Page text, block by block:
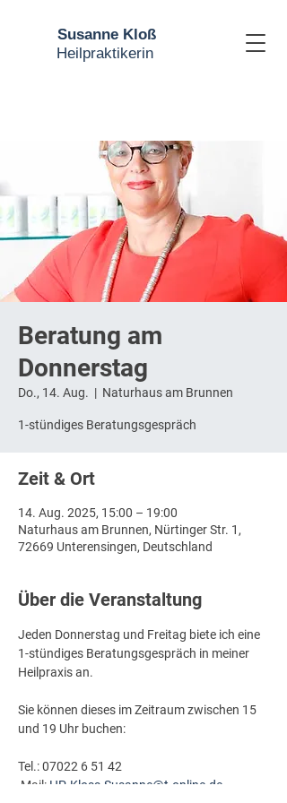
Susanne Kloß
Heilpraktikerin
Beratung am
Donnerstag
Do., 14. Aug.
  |
Naturhaus am Brunnen
1-stündiges Beratungsgespräch
Zeit & Ort
14. Aug. 2025, 15:00 – 19:00
Naturhaus am Brunnen, Nürtinger Str. 1,
72669 Unterensingen, Deutschland
Über die Veranstaltung
Jeden Donnerstag und Freitag biete ich eine
1-stündiges Beratungsgespräch in meiner
Heilpraxis an.
Sie können dieses im Zeitraum zwischen 15
und 19 Uhr buchen:
Tel.: 07022 6 51 42
Mail: HP-Kloss-Susanne@t-online.de